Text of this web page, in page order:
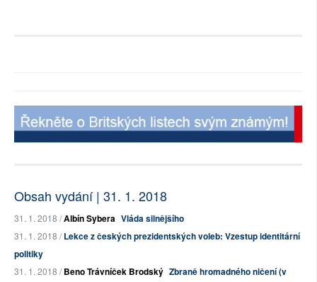
Obsah vydání | 31. 1. 2018
31. 1. 2018 /Albín Sybera Vláda silnějšího
31. 1. 2018 /Lekce z českých prezidentských voleb: Vzestup identitární
politiky
31. 1. 2018 /Beno Trávníček Brodský Zbraně hromadného ničení (v